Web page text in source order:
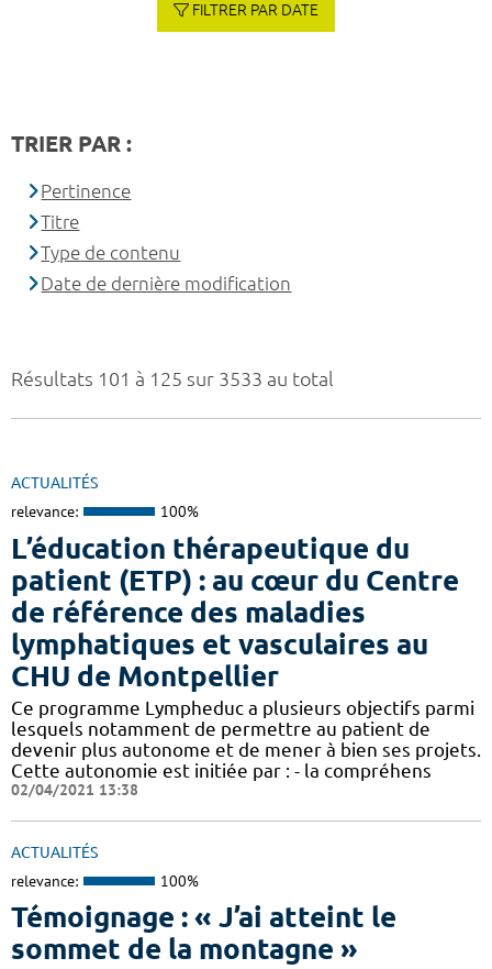
Résultats 101 à 125 sur 3533 au total
ACTUALITÉS
relevance: 100%
L’éducation thérapeutique du
patient (ETP) : au cœur du Centre
de référence des maladies
lymphatiques et vasculaires au
CHU de Montpellier
Ce programme Lympheduc a plusieurs objectifs parmi
lesquels notamment de permettre au patient de
devenir plus autonome et de mener à bien ses projets.
Cette autonomie est initiée par : - la compréhens
02/04/2021 13:38
ACTUALITÉS
relevance: 100%
Témoignage : « J’ai atteint le
sommet de la montagne »
FILTRER PAR DATE
TRIER PAR :
Pertinence
Titre
Type de contenu
Date de dernière modification